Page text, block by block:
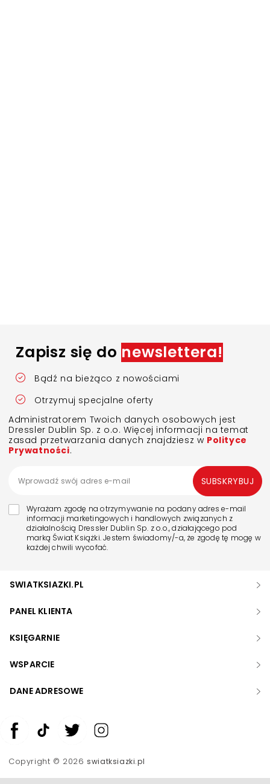
Zapisz się do newslettera!
Bądź na bieżąco z nowościami
Otrzymuj specjalne oferty
Administratorem Twoich danych osobowych jest
Dressler Dublin Sp. z o.o. Więcej informacji na temat
zasad przetwarzania danych znajdziesz w Polityce
Prywatności.
Wyrażam zgodę na otrzymywanie na podany adres e-mail
informacji marketingowych i handlowych związanych z
działalnością Dressler Dublin Sp. z o.o., działającego pod
marką Świat Książki. Jestem świadomy/-a, że zgodę tę mogę w
każdej chwili wycofać.
SUBSKRYBUJ
SWIATKSIAZKI.PL
PANEL KLIENTA
KSIĘGARNIE
WSPARCIE
DANE ADRESOWE
Copyright © 2026swiatksiazki.pl
Zwiększ rozmiar czcionki